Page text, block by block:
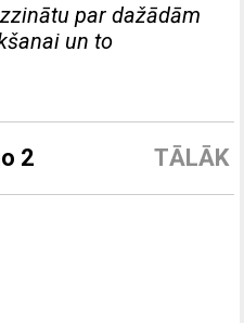
par dažādām
un to
TĀLĀK
2